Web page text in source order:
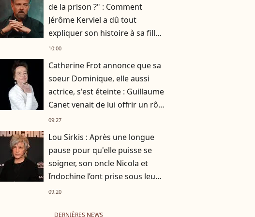
de la prison ?" : Comment
Jérôme Kerviel a dû tout
expliquer son histoire à sa fille
de 7 ans
10:00
Catherine Frot annonce que sa
soeur Dominique, elle aussi
actrice, s'est éteinte : Guillaume
Canet venait de lui offrir un rôle
dans son film avec Marion
09:27
Lou Sirkis : Après une longue
pause pour qu'elle puisse se
soigner, son oncle Nicola et
Indochine l’ont prise sous leur
aile
09:20
DERNIÈRES NEWS